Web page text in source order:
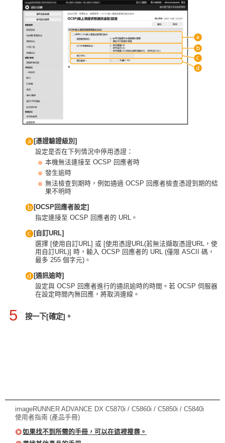
[憑證驗證級別]
設定是否在下列情況中停用憑證：
本機無法連接至 OCSP 回應者時
發生逾時
無法檢查到期時，例如通過 OCSP 回應者檢查憑證到期的結
果不明時
[OCSP回應者設定]
指定連接至 OCSP 回應者的 URL。
[自訂URL]
選擇 [使用自訂URL] 或 [使用憑證URL(若無法擷取憑證URL，使
用自訂URL)] 時，輸入 OCSP 回應者的 URL (僅限 ASCII 碼，
最多 255 個字元)。
[通訊逾時]
設定與 OCSP 回應者進行的通訊逾時的時間。若 OCSP 伺服器
在設定時間內無回應，將取消連線。
5 按一下[確定]。
imageRUNNER ADVANCE DX C5870i / C5860i / C5850i / C5840i
使用者指南 (產品手冊)
如果找不到所需的手冊，可以在這裡搜尋。